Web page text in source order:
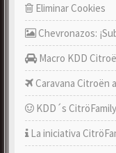
Eliminar Cookies
Chevronazos:
Macro KDD
Caravana Citroën
KDD´s CitröFamily
La iniciativa